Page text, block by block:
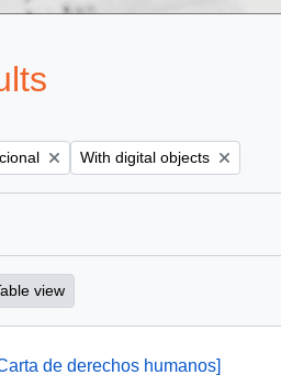
Remove filter:
With digital objects
view
de derechos humanos]